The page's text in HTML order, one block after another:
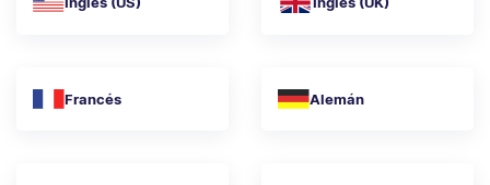
Francés Alemán